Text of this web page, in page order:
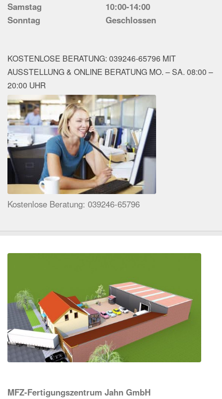
Samstag
10:00-14:00
Sonntag
Geschlossen
KOSTENLOSE BERATUNG: 039246-65796 MIT
AUSSTELLUNG & ONLINE BERATUNG MO. – SA. 08:00 –
20:00 UHR
Kostenlose Beratung: 039246-65796
MFZ-Fertigungszentrum Jahn GmbH